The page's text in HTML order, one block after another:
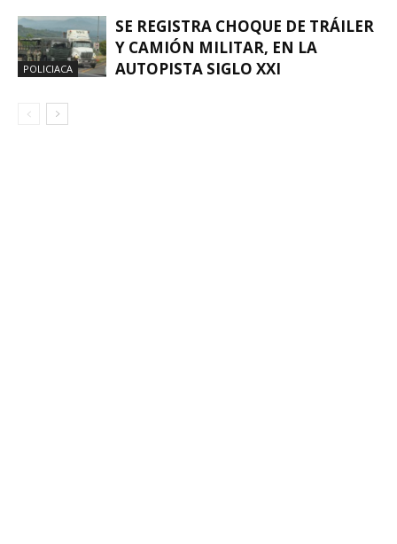
POLICIACA
SE REGISTRA CHOQUE DE TRÁILER
Y CAMIÓN MILITAR, EN LA
AUTOPISTA SIGLO XXI